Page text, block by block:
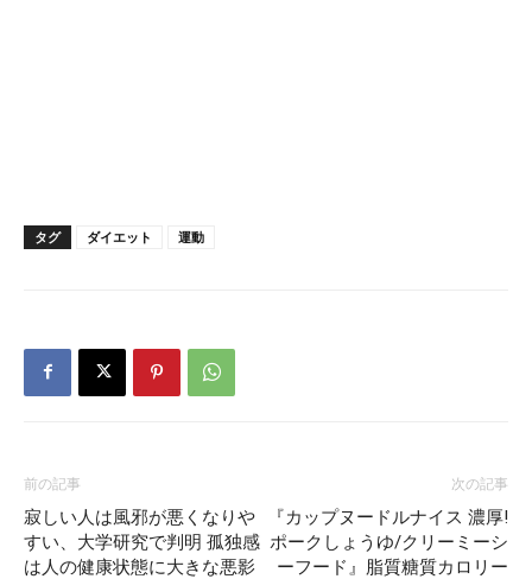
タグ ダイエット 運動
前の記事
寂しい人は風邪が悪くなりや
すい、大学研究で判明 孤独感
は人の健康状態に大きな悪影
次の記事
『カップヌードルナイス 濃厚!
ポークしょうゆ/クリーミーシ
ーフード』脂質糖質カロリー